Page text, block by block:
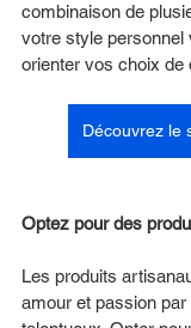
combinaison de
votre style personnel
orienter vos choix de
Découvrez le
Optez pour des
Les produits
amour et passion